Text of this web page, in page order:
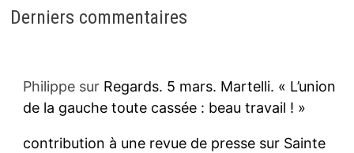
Derniers commentaires
Philippesur Regards. 5 mars. Martelli. « L’union
de la gauche toute cassée : beau travail ! »
contribution à une revue de presse sur Sainte